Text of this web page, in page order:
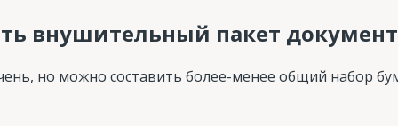
внушительный пакет
но можно составить более-менее общий набор